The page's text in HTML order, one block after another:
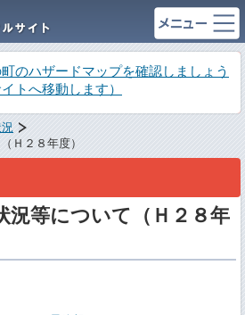
のハザードマップを確認しましょう
イトへ移動します）
Ｈ２８年度）
況等について（Ｈ２８年